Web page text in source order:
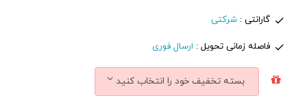
گارانتی :شرکتی
فاصله زمانی تحویل : ارسال فوری
بسته تخفیف خود را انتخاب کنید